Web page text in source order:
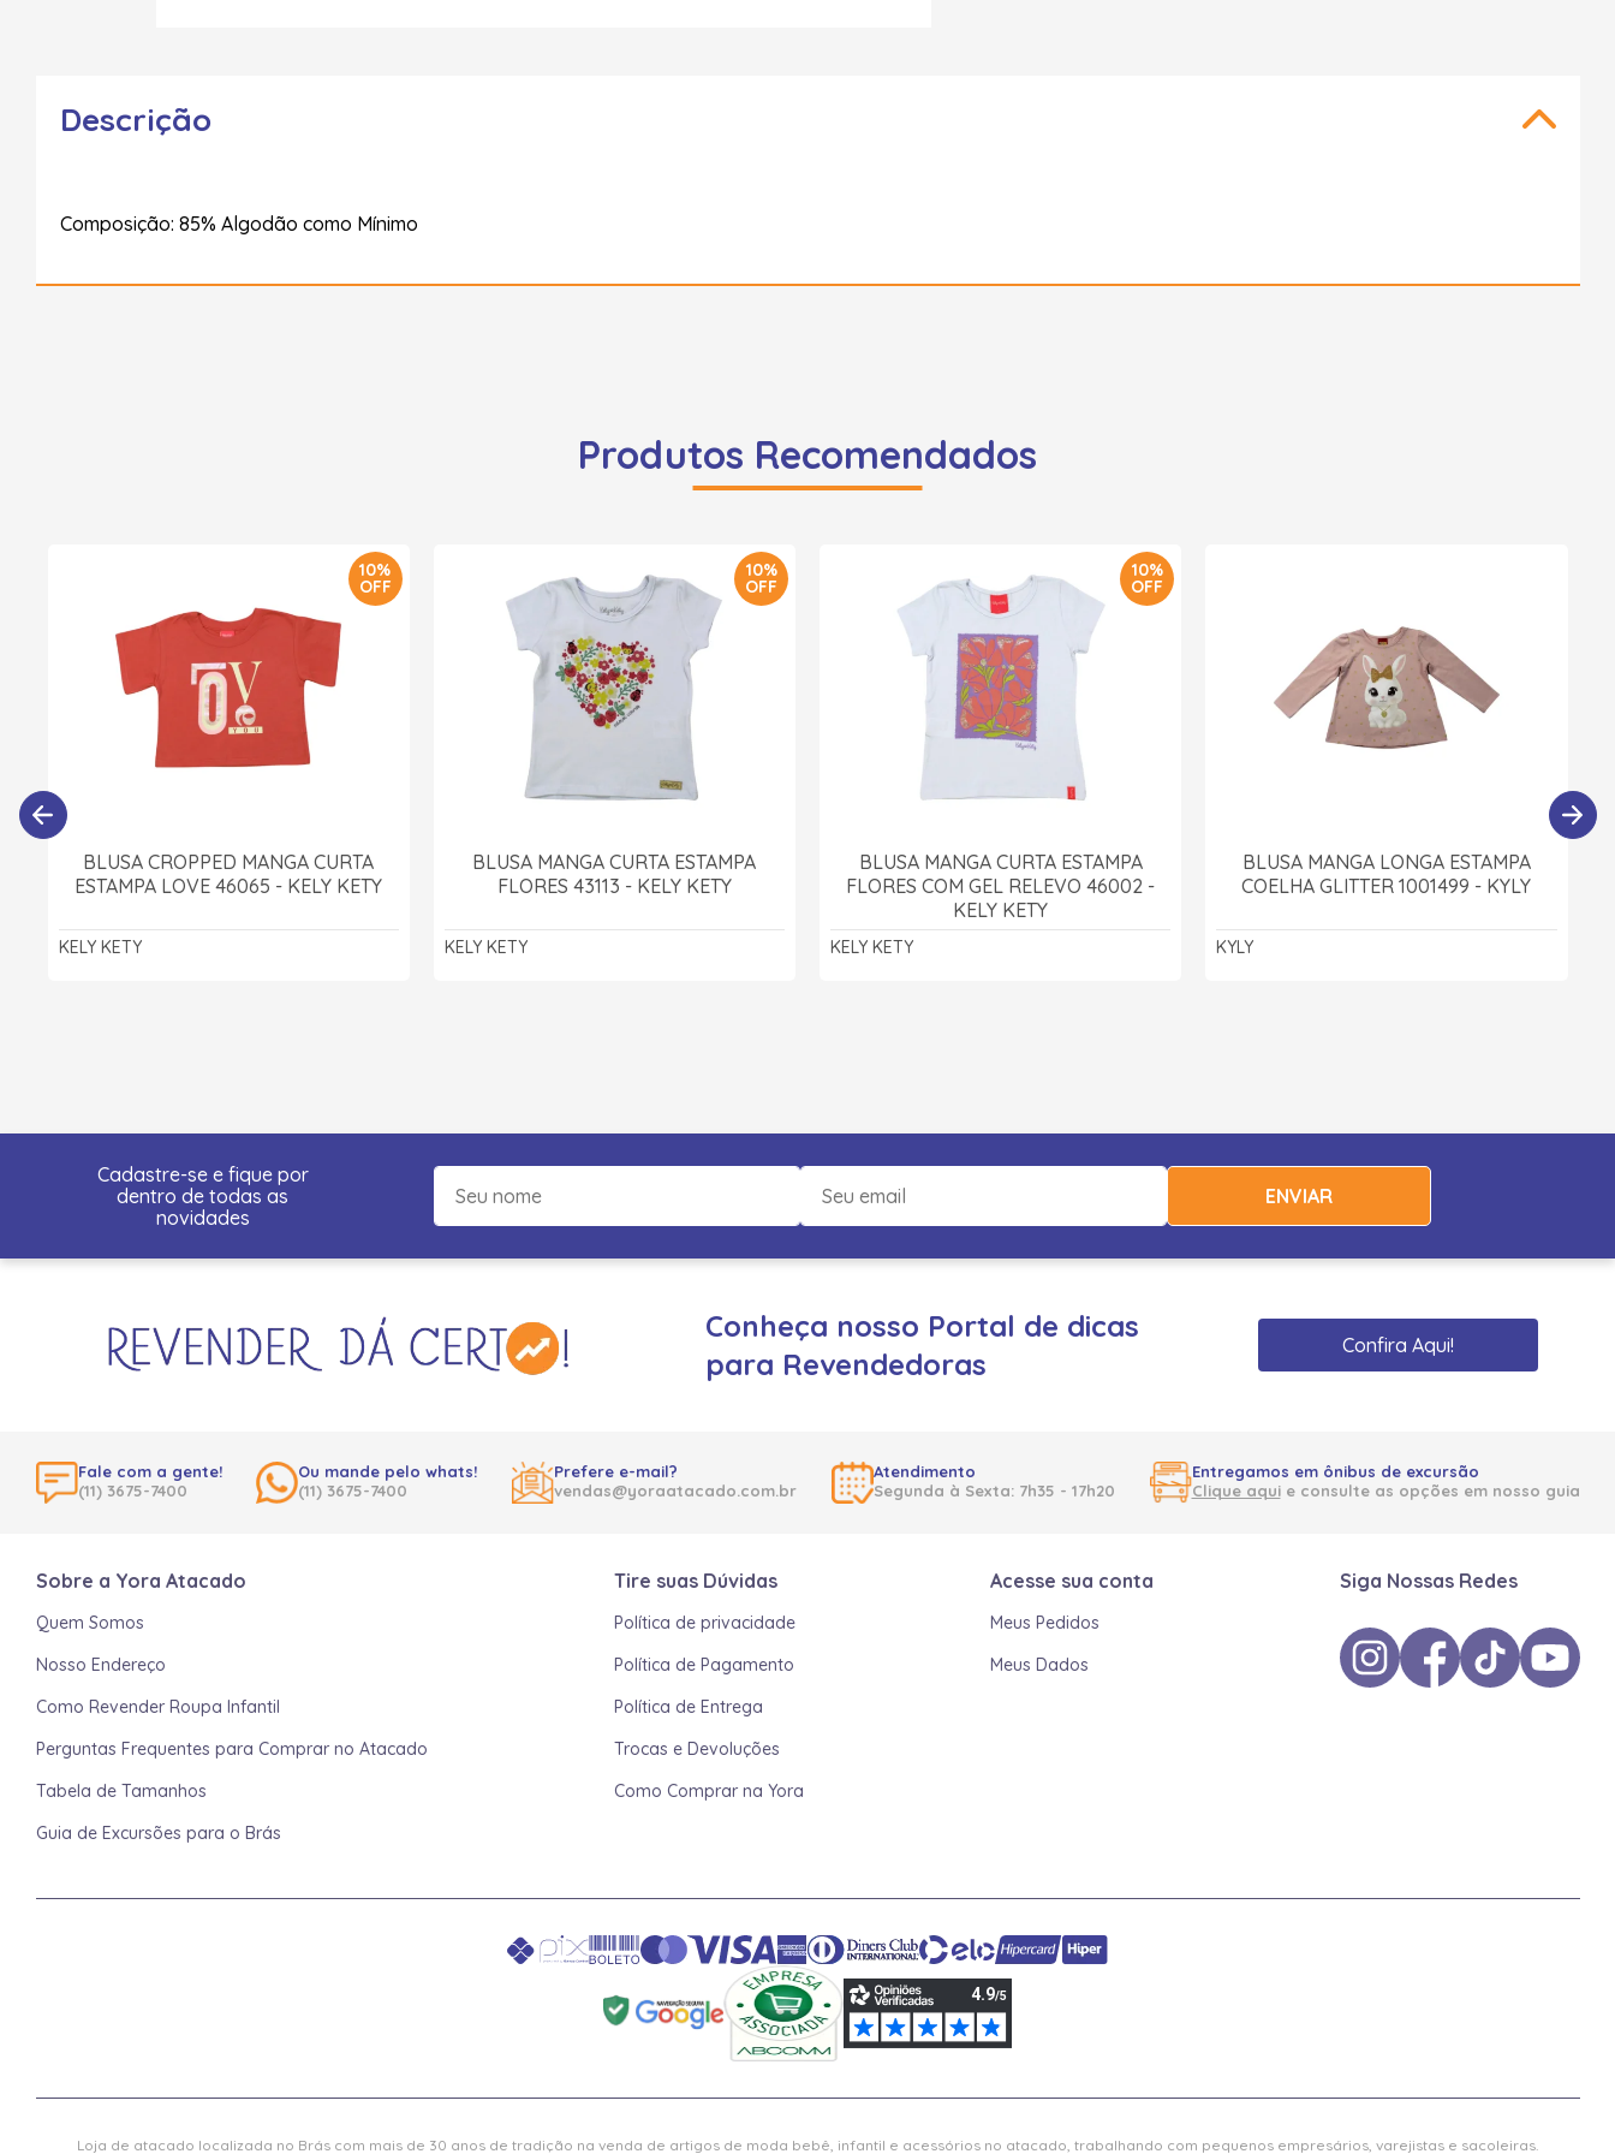
Descrição
Composição: 85% Algodão como Mínimo
Produtos Recomendados
10%
OFF
BLUSA CROPPED MANGA CURTA
ESTAMPA LOVE 46065 - KELY KETY
KELY KETY
10%
OFF
BLUSA MANGA CURTA ESTAMPA
FLORES 43113 - KELY KETY
KELY KETY
10%
OFF
BLUSA MANGA CURTA ESTAMPA
FLORES COM GEL RELEVO 46002 -
KELY KETY
KELY KETY
BLUSA MANGA LONGA ESTAMPA
COELHA GLITTER 1001499 - KYLY
KYLY
Cadastre-se e fique por
dentro de todas as
novidades
ENVIAR
Conheça nosso Portal de dicas
para Revendedoras
Confira Aqui!
Fale com a gente!
(11) 3675-7400
Ou mande pelo whats!
(11) 3675-7400
Prefere e-mail?
vendas@yoraatacado.com.br
Atendimento
Segunda à Sexta: 7h35 - 17h20
Entregamos em ônibus de excursão
Clique aquie consulte as opções em nosso guia
Sobre a Yora Atacado
Quem Somos
Nosso Endereço
Como Revender Roupa Infantil
Perguntas Frequentes para Comprar no Atacado
Tabela de Tamanhos
Guia de Excursões para o Brás
Tire suas Dúvidas
Política de privacidade
Política de Pagamento
Política de Entrega
Trocas e Devoluções
Como Comprar na Yora
Acesse sua conta
Meus Pedidos
Meus Dados
Siga Nossas Redes
Loja de atacado localizada no Brás com mais de 30 anos de tradição na venda de artigos de moda bebê, infantil e acessórios no atacado, trabalhando com pequenos empresários, varejistas e sacoleiras.